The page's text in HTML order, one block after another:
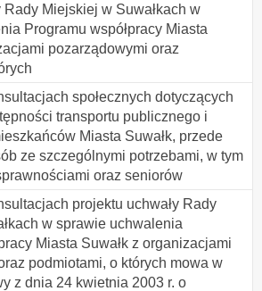
Rady Miejskiej w Suwałkach w
Programu współpracy Miasta
pozarządowymi oraz
społecznych dotyczących
transportu publicznego i
Miasta Suwałk, przede
ze szczególnymi potrzebami, w tym
oraz seniorów
projektu uchwały Rady
w sprawie uchwalenia
Miasta Suwałk z organizacjami
podmiotami, o których mowa w
z dnia 24 kwietnia 2003 r. o